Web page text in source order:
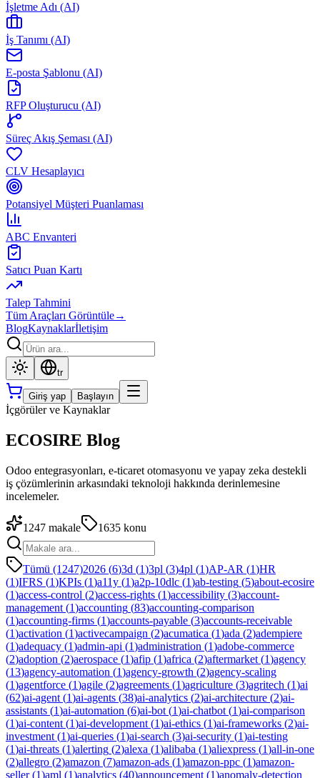
İşletme Adı (AI)
İş Tanımı (AI)
E-posta Şablonu (AI)
RFP Oluşturucu (AI)
Süreç Akış Şeması (AI)
CLV Hesaplayıcı
Potansiyel Müşteri Puanlaması
ABC Envanteri
Satıcı Puan Kartı
Talep Tahmini
Tüm Araçları Görüntüle→
BlogKaynaklarİletişim
tr
Giriş yap Başlayın
İçgörüler ve Kaynaklar
ECOSIRE Blog
Odoo entegrasyonları, e-ticaret otomasyonu ve yapay zeka destekli
iş çözümlerinin arkasındaki teknoloji hakkında derinlemesine
incelemeler.
1247 makale 1635 konu
Tümü (1247)2026 (6)3d (1)3pl (3)4pl (1)AP-AR (1)HR
(1)IFRS (1)KPIs (1)a11y (1)a2p-10dlc (1)ab-testing (5)about-ecosire
(1)access-control (2)access-rights (1)accessibility (3)account-
management (1)accounting (83)accounting-comparison
(1)accounting-firms (1)accounts-payable (3)accounts-receivable
(1)activation (1)activecampaign (2)acumatica (1)ada (2)adempiere
(1)adequacy (1)admin-api (1)administration (1)adobe-commerce
(2)adoption (2)aerospace (1)afip (1)africa (2)aftermarket (1)agency
(13)agency-automation (1)agency-growth (2)agency-scaling
(1)agentforce (1)agile (2)agreements (1)agriculture (3)agritech (1)ai
(62)ai-agent (1)ai-agents (38)ai-analytics (2)ai-architecture (2)ai-
assistants (1)ai-automation (6)ai-bot (1)ai-chatbot (1)ai-comparison
(1)ai-content (1)ai-development (1)ai-ethics (1)ai-frameworks (2)ai-
investment (1)ai-queries (1)ai-search (3)ai-security (1)ai-testing
(1)ai-threats (1)alerting (2)alexa (1)alibaba (1)aliexpress (1)all-in-one
(2)allegro (2)amazon (7)amazon-ads (1)amazon-ppc (1)amazon-
seller(1)aml (1)analytics (40)announcement (1)anomaly-detection